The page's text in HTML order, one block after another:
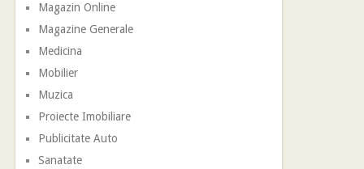
Magazin Online
Magazine Generale
Medicina
Mobilier
Muzica
Proiecte Imobiliare
Publicitate Auto
Sanatate